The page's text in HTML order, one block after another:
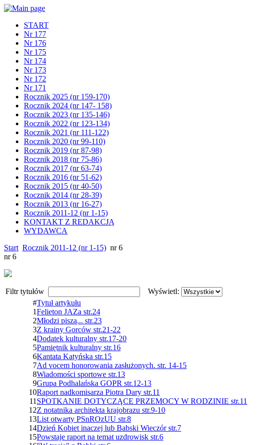
START
Nr 177
Nr 176
Nr 175
Nr 174
Nr 173
Nr 172
Nr 171
Rocznik 2025 (nr 159-170)
Rocznik 2024 (nr 147- 158)
Rocznik 2023 (nr 135-146)
Rocznik 2022 (nr 123-134)
Rocznik 2021 (nr 111-122)
Rocznik 2020 (nr 99-110)
Rocznik 2019 (nr 87-98)
Rocznik 2018 (nr 75-86)
Rocznik 2017 (nr 63-74)
Rocznik 2016 (nr 51-62)
Rocznik 2015 (nr 40-50)
Rocznik 2014 (nr 28-39)
Rocznik 2013 (nr 16-27)
Rocznik 2011-12 (nr 1-15)
KONTAKT Z REDAKCJĄ
WYDAWCA
Start Rocznik 2011-12 (nr 1-15) nr 6
nr 6
Filtr tytułów
Wyświetl:
#Tytuł artykułu
1Felieton JAZa str.24
2Młodzi piszą... str.23
3Z krainy Gorców str.21-22
4Dodatek kulturalny str.17-20
5Pamiętnik kulturalny str.16
6Kantata Katyńska str.15
7Ad vocem honorowania zasłużonych. str. 14-15
8Wiadomości sportowe str.13
9Grupa Podhalańska GOPR str.12-13
10Raport nadkomisarza Piotra Dary str.11
11 SPOTKANIE DOTYCZĄCE PRZEMOCY W RODZINIE str.11
12Z notatnika architekta krajobrazu str.9-10
13List otwarty PSnROzUU str.8
14Dzień Kobiet inaczej lub Babski Wieczór str.7
15Powstaje raport na temat uzdrowisk str.6